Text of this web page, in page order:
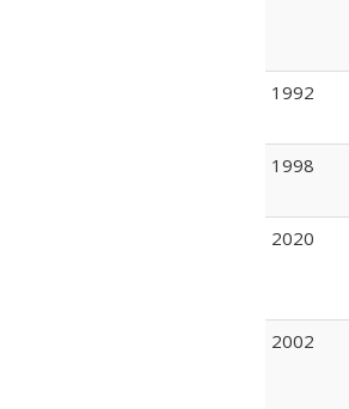
1992
1998
2020
2002